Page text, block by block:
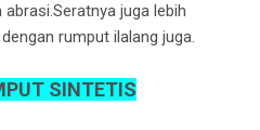
juga lebih
rumput ilalang juga.
SINTETIS